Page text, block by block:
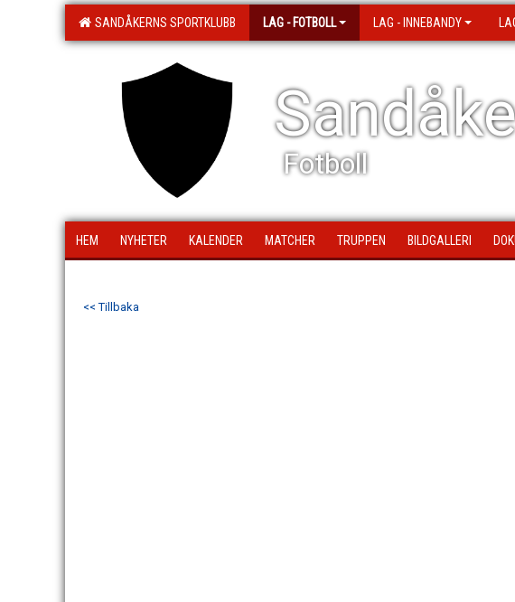
SANDÅKERNS SPORTKLUBB LAG - FOTBOLL LAG - INNEBANDY
Fotboll
HEM NYHETER KALENDER MATCHER TRUPPEN BILDGALLERI
<< Tillbaka